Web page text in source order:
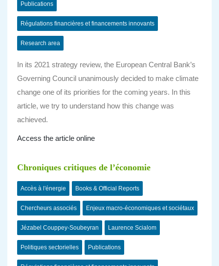
Publications
Régulations financières et financements innovants
Research area
In its 2021 strategy review, the European Central Bank’s
Governing Council unanimously decided to make climate
change one of its priorities for the coming years. In this
article, we try to understand how this change was
achieved.
Access the article online
Chroniques critiques de l’économie
Accès à l'énergie Books & Official Reports
Chercheurs associés Enjeux macro-économiques et sociétaux
Jézabel Couppey-Soubeyran Laurence Scialom
Politiques sectorielles Publications